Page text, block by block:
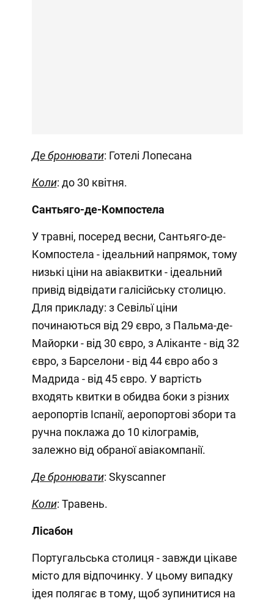
Де бронювати: Готелі Лопесана
Коли: до 30 квітня.
Сантьяго-де-Компостела
У травні, посеред весни, Сантьяго-де-
Компостела - ідеальний напрямок, тому
низькі ціни на авіаквитки - ідеальний
привід відвідати галісійську столицю.
Для прикладу: з Севільї ціни
починаються від 29 євро, з Пальма-де-
Майорки - від 30 євро, з Аліканте - від 32
євро, з Барселони - від 44 євро або з
Мадрида - від 45 євро. У вартість
входять квитки в обидва боки з різних
аеропортів Іспанії, аеропортові збори та
ручна поклажа до 10 кілограмів,
залежно від обраної авіакомпанії.
Де бронювати: Skyscanner
Коли: Травень.
Лісабон
Португальська столиця - завжди цікаве
місто для відпочинку. У цьому випадку
ідея полягає в тому, щоб зупинитися на